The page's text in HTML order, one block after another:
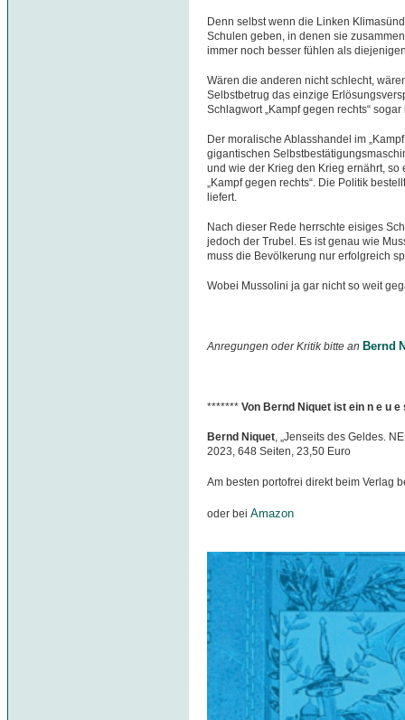
Denn selbst wenn die Linken
Schulen geben, in denen sie
immer noch besser fühlen als
Wären die anderen nicht schlecht,
Selbstbetrug das einzige
Schlagwort „Kampf gegen rechts“
Der moralische Ablasshandel im
gigantischen
und wie der Krieg den Krieg ernährt, so
„Kampf gegen rechts“. Die Politik
liefert.
Nach dieser Rede herrschte eisiges
jedoch der Trubel. Es ist genau wie
muss die Bevölkerung nur erfolgreich
Wobei Mussolini ja gar nicht so weit
Anregungen oder Kritik bitte an Bernd
******* Von Bernd Niquet ist ein n e u
Bernd Niquet , „Jenseits des Geldes.
2023, 648 Seiten, 23,50 Euro
Am besten portofrei direkt beim Verlag
oder bei Amazon